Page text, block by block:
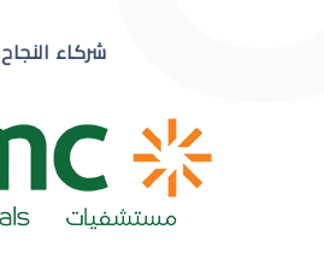
ضعف نظر مفاجئشركاء النجاح